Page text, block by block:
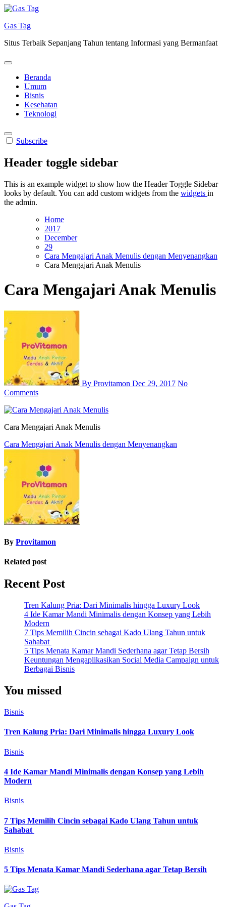
Skip
content
Gas Tag
Situs Terbaik Sepanjang Tahun tentang Informasi yang Bermanfaat
Beranda
Umum
Bisnis
Kesehatan
Teknologi
Subscribe
Header toggle sidebar
This is an example widget to show how the Header Toggle Sidebar
looks by default. You can add custom widgets from the widgets in
the admin.
Home
2017
December
29
Cara Mengajari Anak Menulis dengan Menyenangkan
Cara Mengajari Anak Menulis
Cara Mengajari Anak Menulis
By Provitamon Dec 29, 2017 No
Comments
Cara Mengajari Anak Menulis
Post
navigation
Cara Mengajari Anak Menulis dengan Menyenangkan
By Provitamon
Related post
Recent Post
Tren Kalung Pria: Dari Minimalis hingga Luxury Look
4 Ide Kamar Mandi Minimalis dengan Konsep yang Lebih
Modern
7 Tips Memilih Cincin sebagai Kado Ulang Tahun untuk
Sahabat
5 Tips Menata Kamar Mandi Sederhana agar Tetap Bersih
Keuntungan Mengaplikasikan Social Media Campaign untuk
Berbagai Bisnis
You missed
Bisnis
Tren Kalung Pria: Dari Minimalis hingga Luxury Look
Bisnis
4 Ide Kamar Mandi Minimalis dengan Konsep yang Lebih
Modern
Bisnis
7 Tips Memilih Cincin sebagai Kado Ulang Tahun untuk
Sahabat
Bisnis
5 Tips Menata Kamar Mandi Sederhana agar Tetap Bersih